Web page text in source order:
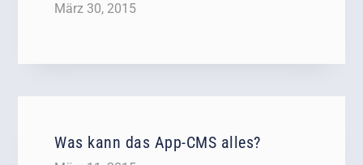
März 30, 2015
Was kann das App-CMS alles?